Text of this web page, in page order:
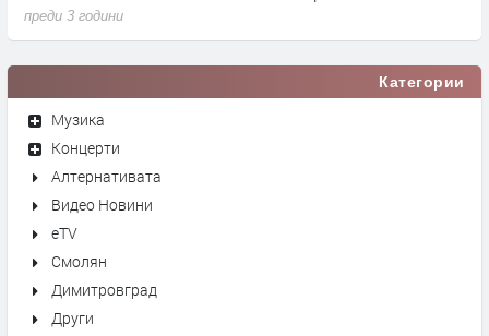
преди 3 години
Категории
Музика
Концерти
Алтернативата
Видео Новини
eTV
Смолян
Димитровград
Други